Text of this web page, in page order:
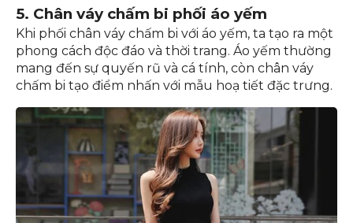
5. Chân váy chấm bi phối áo yếm
Khi phối chân váy chấm bi với áo yếm, ta tạo ra một
phong cách độc đáo và thời trang. Áo yếm thường
mang đến sự quyến rũ và cá tính, còn chân váy
chấm bi tạo điểm nhấn với mẫu hoạ tiết đặc trưng.